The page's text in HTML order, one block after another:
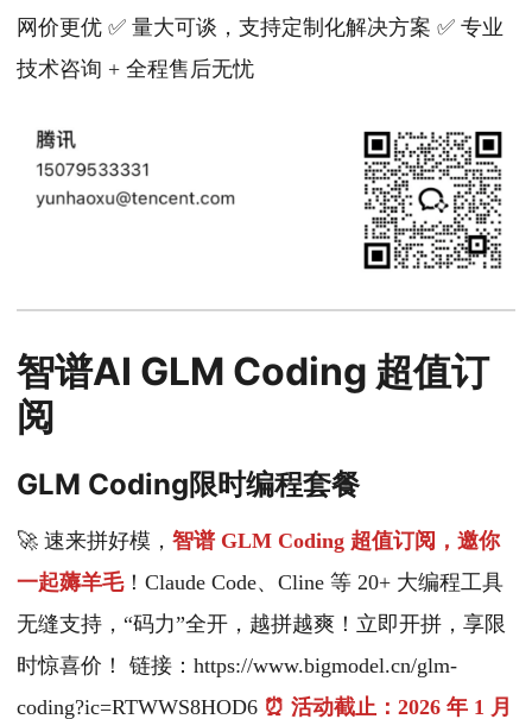
网价更优 ✅ 量大可谈，支持定制化解决方案 ✅ 专业
技术咨询 + 全程售后无忧
智谱AI GLM Coding 超值订
阅
GLM Coding限时编程套餐
🚀 速来拼好模， 智谱 GLM Coding 超值订阅，邀你
一起薅羊毛！Claude Code、Cline 等 20+ 大编程工具
无缝支持，“码力”全开，越拼越爽！立即开拼，享限
时惊喜价！ 链接：https://www.bigmodel.cn/glm-
coding?ic=RTWWS8HOD6 ⏰ 活动截止：2026 年 1 月